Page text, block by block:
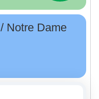
Notre Dame